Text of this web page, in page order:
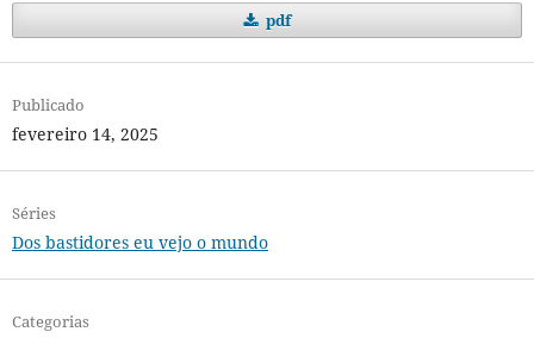
pdf
Publicado
fevereiro 14, 2025
Séries
Dos bastidores eu vejo o mundo
Categorias